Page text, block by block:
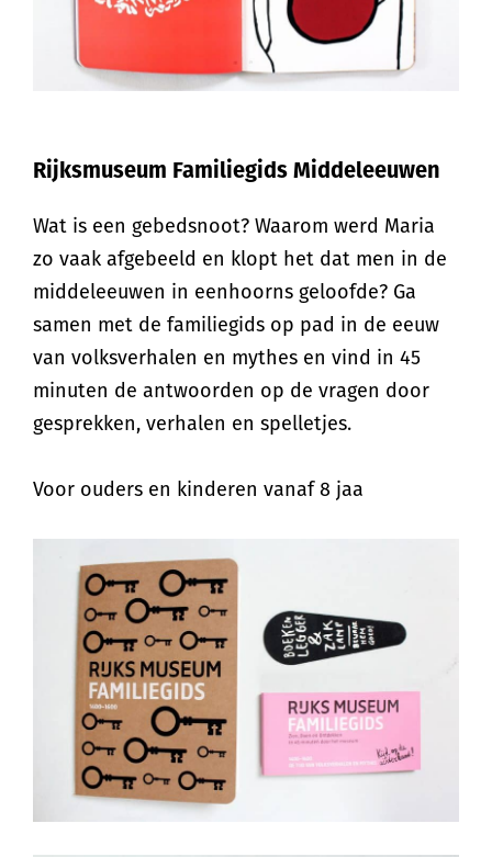
Rijksmuseum Familiegids Middeleeuwen
Wat is een gebedsnoot? Waarom werd Maria
zo vaak afgebeeld en klopt het dat men in de
middeleeuwen in eenhoorns geloofde? Ga
samen met de familiegids op pad in de eeuw
van volksverhalen en mythes en vind in 45
minuten de antwoorden op de vragen door
gesprekken, verhalen en spelletjes.
Voor ouders en kinderen vanaf 8 jaa